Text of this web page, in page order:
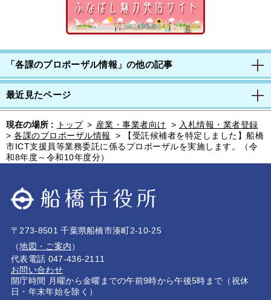
「各課のプロポーザル情報」の他の記事
最近見たページ
現在の場所 : トップ > 産業・事業者向け > 入札情報・業者登録
> 各課のプロポーザル情報 >
【受託候補者を特定しました】船橋
市ICT支援員等業務委託に係るプロポーザルを実施します。（令
和8年度～令和10年度分）
〒273-8501 千葉県船橋市湊町2-10-25
（地図・ご案内）
代表電話 047-436-2111
お問い合わせ
開庁時間 月曜から金曜までの午前9時から午後5時まで（祝休
日・年末年始を除く）